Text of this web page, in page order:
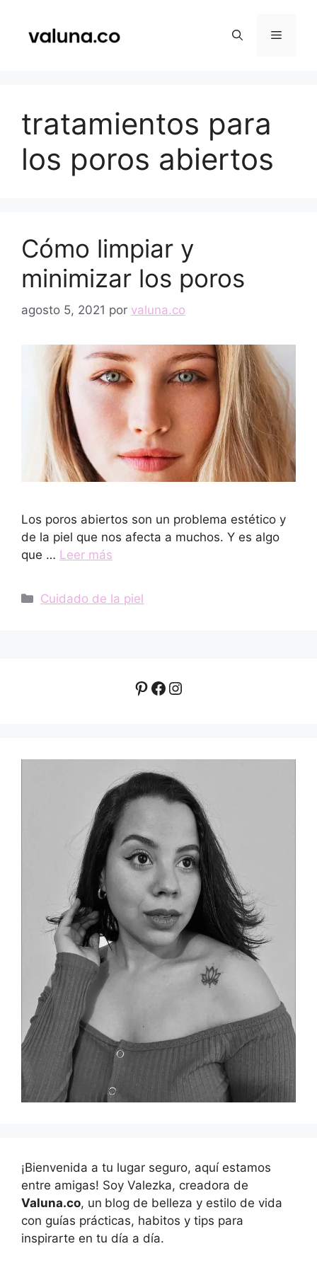
contenido
Menú
tratamientos para
los poros abiertos
Cómo limpiar y
minimizar los poros
agosto 5, 2021 por valuna.co
Los poros abiertos son un problema estético y
de la piel que nos afecta a muchos. Y es algo
que … Leer más
Categorías
Cuidado de la piel
Pinterest
Facebook
Instagram
¡Bienvenida a tu lugar seguro, aquí estamos
entre amigas! Soy Valezka, creadora de
Valuna.co, un blog de belleza y estilo de vida
con guías prácticas, habitos y tips para
inspirarte en tu día a día.